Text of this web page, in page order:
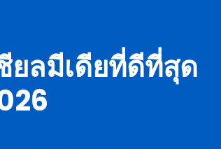
ยลมีเดียที่ดีที่สุด